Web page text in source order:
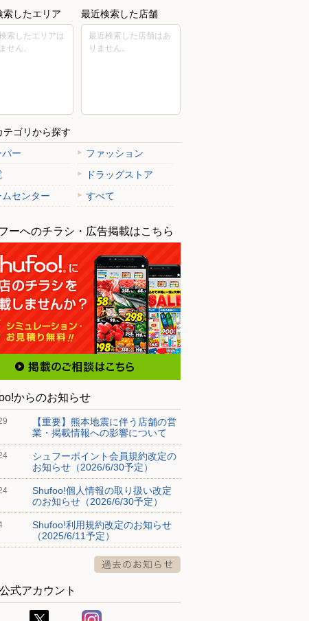
索したエリア
索したエリアは
せん。
最近検索した店舗
最近検索した店舗はあ
りません。
テゴリから探す
パー
ファッション
ドラッグストア
ムセンター
すべて
ーへのチラシ・広告掲載はこちら
からのお知らせ
【重要】熊本地震に伴う店舗の営
業・掲載情報への影響について
シュフーポイント会員規約改定の
お知らせ（2026/6/30予定）
Shufoo!個人情報の取り扱い改定
のお知らせ（2026/6/30予定）
Shufoo!利用規約改定のお知らせ
（2025/6/11予定）
式アカウント